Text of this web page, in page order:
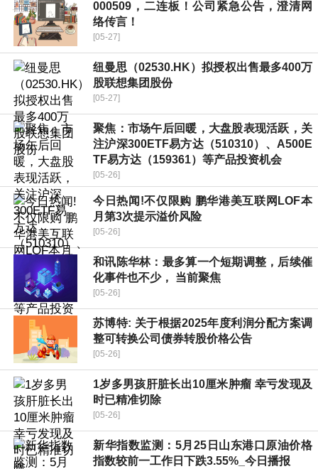
000509，二连板！公司紧急公告，澄清网
络传言！
[05-27]
纽曼思（02530.HK）拟授权出售最多400万
股联想集团股份
[05-27]
聚焦：市场午后回暖，大盘股表现活跃，关
注沪深300ETF易方达（510310）、A500E
TF易方达（159361）等产品投资机会
[05-26]
今日热闻!不仅限购 鹏华港美互联网LOF本
月第3次提示溢价风险
[05-26]
和讯陈华林：最多算一个短期调整，后续催
化事件也不少， 当前聚焦
[05-26]
苏博特: 关于根据2025年度利润分配方案调
整可转换公司债券转股价格公告
[05-26]
1岁多男孩肝脏长出10厘米肿瘤 幸亏发现及
时已精准切除
[05-26]
新华指数监测：5月25日山东港口原油价格
指数较前一工作日下跌3.55%_今日播报